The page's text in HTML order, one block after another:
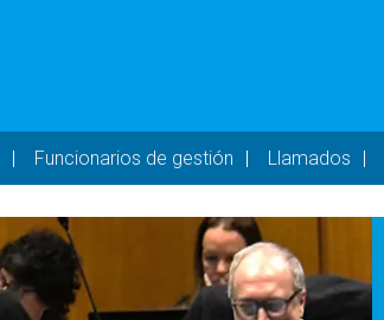
Funcionarios de gestión Llamados